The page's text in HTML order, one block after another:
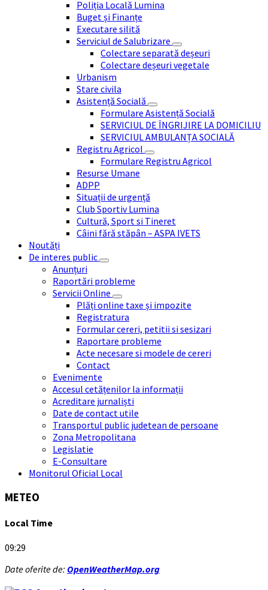
Poliția Locală Lumina
Buget și Finanțe
Executare silită
Serviciul de Salubrizare
Colectare separată deșeuri
Colectare deșeuri vegetale
Urbanism
Stare civila
Asistență Socială
Formulare Asistență Socială
SERVICIUL DE ÎNGRIJIRE LA DOMICILIU
SERVICIUL AMBULANȚA SOCIALĂ
Registru Agricol
Formulare Registru Agricol
Resurse Umane
ADPP
Situații de urgență
Club Sportiv Lumina
Cultură, Sport si Tineret
Câini fără stăpân – ASPA IVETS
Noutăți
De interes public
Anunțuri
Raportări probleme
Servicii Online
Plăți online taxe și impozite
Registratura
Formular cereri, petitii si sesizari
Raportare probleme
Acte necesare si modele de cereri
Contact
Evenimente
Accesul cetățenilor la informații
Acreditare jurnaliști
Date de contact utile
Transportul public judetean de persoane
Zona Metropolitana
Legislatie
E-Consultare
Monitorul Oficial Local
METEO
Local Time
09:29
Date oferite de: OpenWeatherMap.org